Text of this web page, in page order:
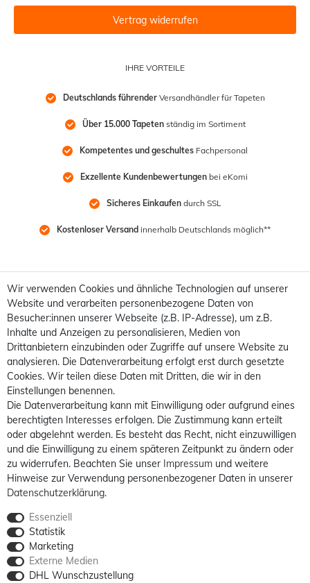
IHRE VORTEILE
Deutschlands führender Versandhändler für Tapeten
Über 15.000 Tapeten ständig im Sortiment
Kompetentes und geschultes Fachpersonal
Exzellente Kundenbewertungen bei eKomi
Sicheres Einkaufen durch SSL
Kostenloser Versand innerhalb Deutschlands möglich**
Vertrag widerrufen
Wir verwenden Cookies und ähnliche Technologien auf unserer
Website und verarbeiten personenbezogene Daten von
Besucher:innen unserer Webseite (z.B. IP-Adresse), um z.B.
Inhalte und Anzeigen zu personalisieren, Medien von
Drittanbietern einzubinden oder Zugriffe auf unsere Website zu
analysieren. Die Datenverarbeitung erfolgt erst durch gesetzte
Cookies. Wir teilen diese Daten mit Dritten, die wir in den
Einstellungen benennen.
Die Datenverarbeitung kann mit Einwilligung oder aufgrund eines
berechtigten Interesses erfolgen. Die Zustimmung kann erteilt
oder abgelehnt werden. Es besteht das Recht, nicht einzuwilligen
und die Einwilligung zu einem späteren Zeitpunkt zu ändern oder
zu widerrufen. Beachten Sie unser Impressum und weitere
Hinweise zur Verwendung personenbezogener Daten in unserer
Daten­schutz­erklärung.
Essenziell
Statistik
Marketing
Externe Medien
DHL Wunschzustellung